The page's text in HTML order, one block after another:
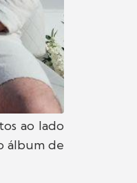
ao lado
álbum de